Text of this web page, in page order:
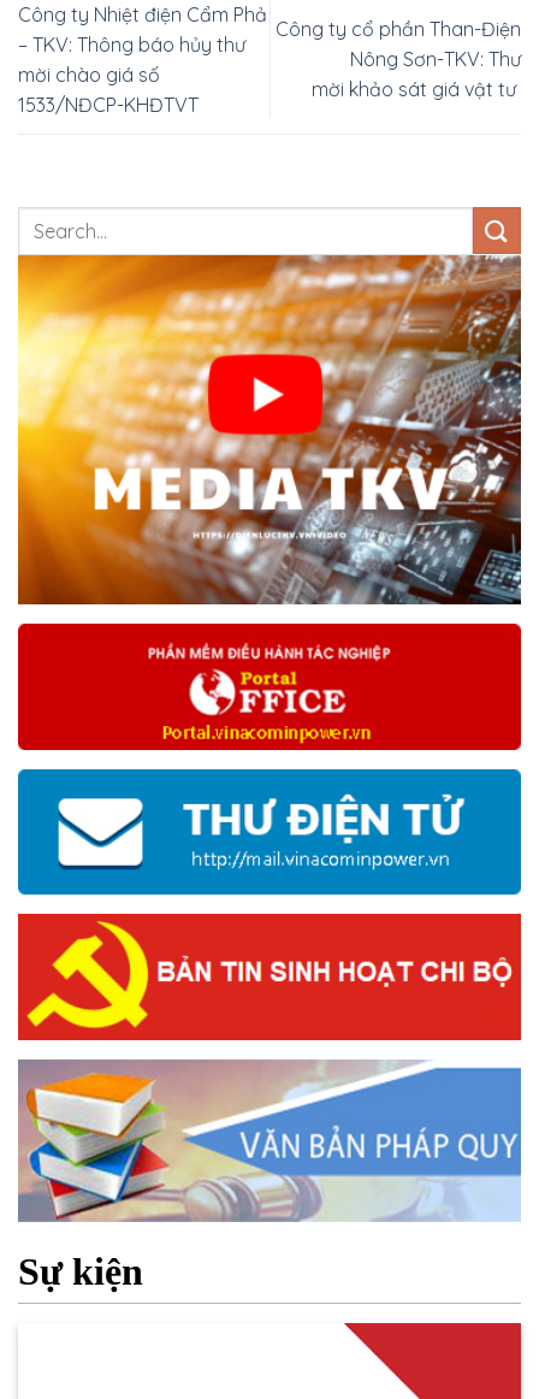
Công ty Nhiệt điện Cẩm Phả
– TKV: Thông báo hủy thư
mời chào giá số
1533/NĐCP-KHĐTVT
Công ty cổ phần Than-Điện
Nông Sơn-TKV: Thư
mời khảo sát giá vật tư
Sự kiện